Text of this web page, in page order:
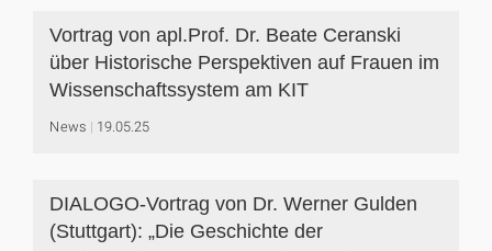
Vortrag von apl.Prof. Dr. Beate Ceranski
über Historische Perspektiven auf Frauen im
Wissenschaftssystem am KIT
News 19.05.25
DIALOGO-Vortrag von Dr. Werner Gulden
(Stuttgart): „Die Geschichte der